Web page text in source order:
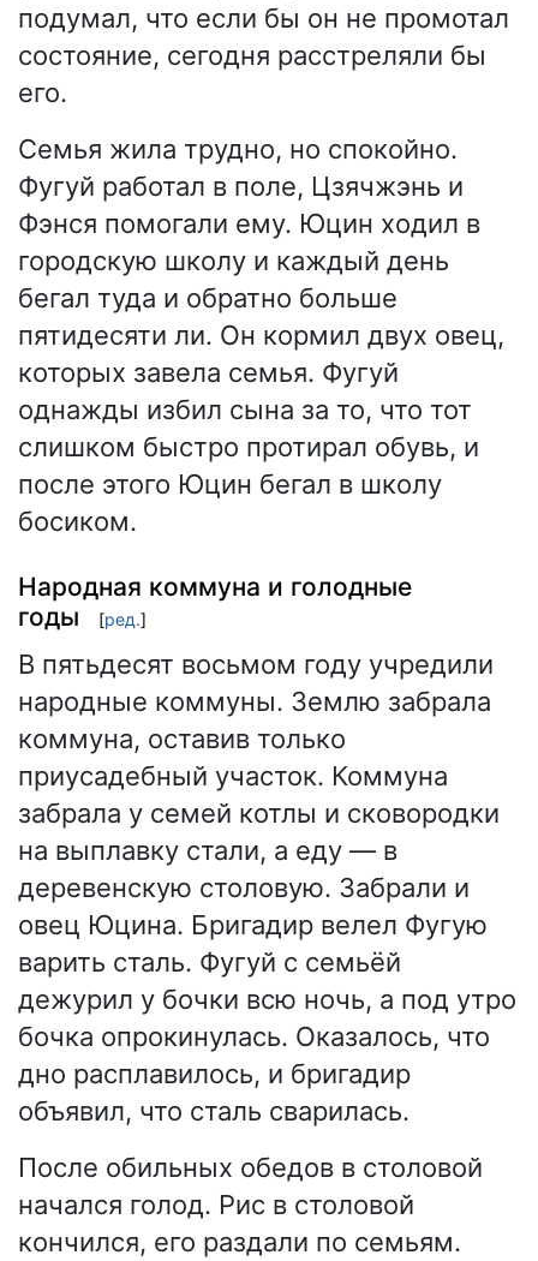
подумал, что если бы он не промотал
состояние, сегодня расстреляли бы
его.
Семья жила трудно, но спокойно.
Фугуй работал в поле, Цзячжэнь и
Фэнся помогали ему. Юцин ходил в
городскую школу и каждый день
бегал туда и обратно больше
пятидесяти ли. Он кормил двух овец,
которых завела семья. Фугуй
однажды избил сына за то, что тот
слишком быстро протирал обувь, и
после этого Юцин бегал в школу
босиком.
Народная коммуна и голодные
годы
[ред.]
В пятьдесят восьмом году учредили
народные коммуны. Землю забрала
коммуна, оставив только
приусадебный участок. Коммуна
забрала у семей котлы и сковородки
на выплавку стали, а еду — в
деревенскую столовую. Забрали и
овец Юцина. Бригадир велел Фугую
варить сталь. Фугуй с семьёй
дежурил у бочки всю ночь, а под утро
бочка опрокинулась. Оказалось, что
дно расплавилось, и бригадир
объявил, что сталь сварилась.
После обильных обедов в столовой
начался голод. Рис в столовой
кончился, его раздали по семьям.